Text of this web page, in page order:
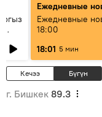
Ежедневные
Ежедневные
18:00
18:01 5 мин
Кечээ Бүгүн
г. Бишкек 89.3